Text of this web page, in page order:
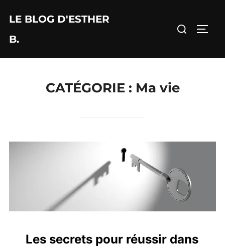
contenu
LE BLOG D'ESTHER
B.
Rechercher :
CATÉGORIE : Ma vie
Les secrets pour réussir dans